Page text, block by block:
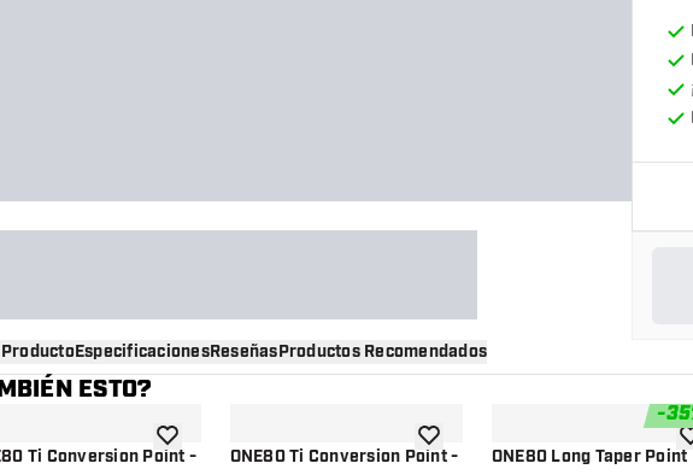
EspecificacionesReseñasProductos Recomendados
ESTO?
de deseos
Ti Conversion Point -añadir a la lista de deseos
ONE80 Ti Conversion Point -añadir a la lista de deseos
-35
ONE80 Long Taper Point